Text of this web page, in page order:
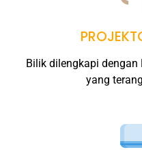
Bilik dilengkapi
yang